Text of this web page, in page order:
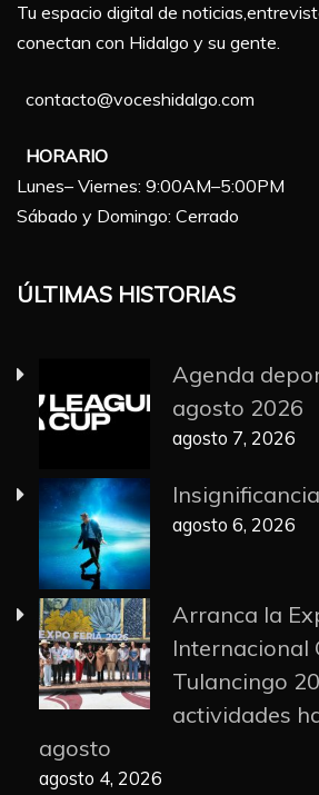
Tu espacio digital de
conectan con Hidalgo y su gente.
contacto@voceshidalgo.com
HORARIO
Lunes– Viernes: 9:00AM–5:00PM
Sábado y Domingo: Cerrado
ÚLTIMAS HISTORIAS
Agenda
agosto 2026
agosto 7, 2026
Insignificancia
agosto 6, 2026
Arranca la
Internacional
Tulancingo
actividades
agosto
agosto 4, 2026